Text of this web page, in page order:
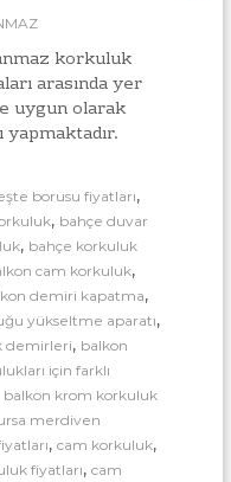
a
ı
A
a
a
ı
t
a
e
o
p
korkuluk
arasında yer
uygun olarak
borusu fiyatları,
, bahçe duvar
, bahçe korkuluk
cam korkuluk,
demiri kapatma,
yükseltme aparatı,
demirleri, balkon
için farklı
balkon krom korkuluk
merdiven
, cam korkuluk,
fiyatları, cam